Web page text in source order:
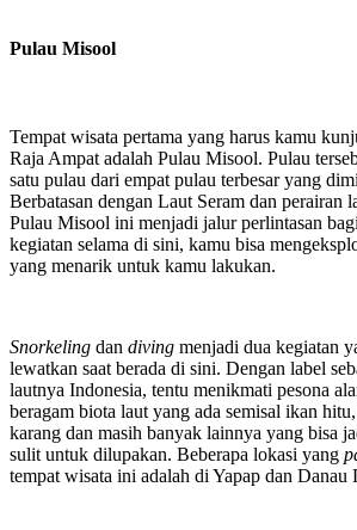
Pulau Misool
Tempat wisata pertama yang harus kamu
Raja Ampat adalah Pulau Misool. Pulau
satu pulau dari empat pulau terbesar yang
Berbatasan dengan Laut Seram dan perairan
Pulau Misool ini menjadi jalur perlintasan
kegiatan selama di sini, kamu bisa
yang menarik untuk kamu lakukan.
Snorkeling dan diving menjadi dua kegiatan
lewatkan saat berada di sini. Dengan label
lautnya Indonesia, tentu menikmati pesona
beragam biota laut yang ada semisal ikan
karang dan masih banyak lainnya yang bisa
sulit untuk dilupakan. Beberapa lokasi yang
tempat wisata ini adalah di Yapap dan Danau